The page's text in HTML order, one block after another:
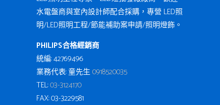
水電盤商與室內設計師配合採購，專營 LED照
明/LED照明工程/節能補助案申請/照明燈飾。
PHILIPS合格經銷商
統編: 42769496
業務代表: 童先生0918520035
TEL:03-3124170
FAX: 03-3229581